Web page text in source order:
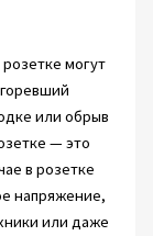
могут
или обрыв
— это
в розетке
напряжение,
или даже